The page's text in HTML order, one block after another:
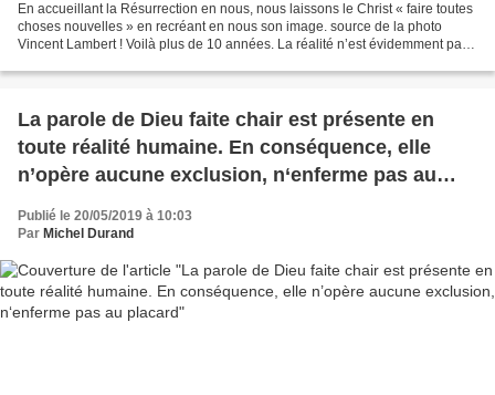
En accueillant la Résurrection en nous, nous laissons le Christ « faire toutes
choses nouvelles » en recréant en nous son image. source de la photo
Vincent Lambert ! Voilà plus de 10 années. La réalité n’est évidemment pas
La parole de Dieu faite chair est présente en
toute réalité humaine. En conséquence, elle
n’opère aucune exclusion, n‘enferme pas au
placard
Publié le 20/05/2019 à 10:03
Par Michel Durand